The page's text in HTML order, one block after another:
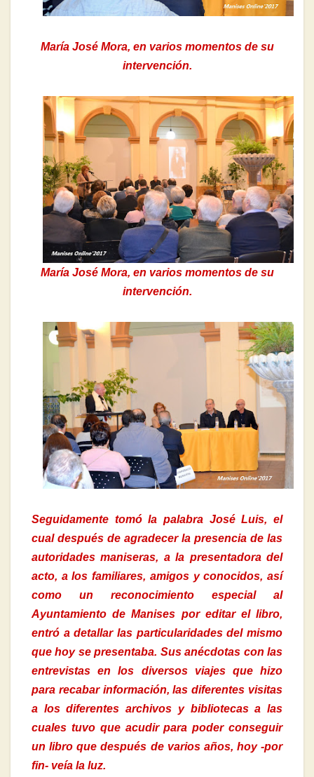
María José Mora, en varios momentos de su
intervención.
María José Mora, en varios momentos de su
intervención.
Seguidamente tomó la palabra José Luis, el
cual después de agradecer la presencia de las
autoridades maniseras, a la presentadora del
acto, a los familiares, amigos y conocidos, así
como un reconocimiento especial al
Ayuntamiento de Manises por editar el libro,
entró a detallar las particularidades del mismo
que hoy se presentaba. Sus anécdotas con las
entrevistas en los diversos viajes que hizo
para recabar información, las diferentes visitas
a los diferentes archivos y bibliotecas a las
cuales tuvo que acudir para poder conseguir
un libro que después de varios años, hoy -por
fin- veía la luz.